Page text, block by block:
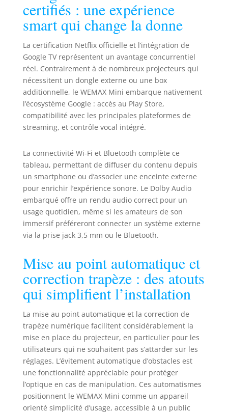
Soutien fiable de WEMAX : service
rapide, retours faciles et
couverture de 24 mois pour une
tranquillité d’esprit.
certifiés : une expérience
smart qui change la donne
La certification Netflix officielle et l’intégration de
Google TV représentent un avantage concurrentiel
réel. Contrairement à de nombreux projecteurs qui
nécessitent un dongle externe ou une box
additionnelle, le WEMAX Mini embarque nativement
l’écosystème Google : accès au Play Store,
compatibilité avec les principales plateformes de
streaming, et contrôle vocal intégré.
La connectivité Wi-Fi et Bluetooth complète ce
tableau, permettant de diffuser du contenu depuis
un smartphone ou d’associer une enceinte externe
pour enrichir l’expérience sonore. Le Dolby Audio
embarqué offre un rendu audio correct pour un
usage quotidien, même si les amateurs de son
immersif préféreront connecter un système externe
via la prise jack 3,5 mm ou le Bluetooth.
Mise au point automatique et
correction trapèze : des atouts
qui simplifient l’installation
La mise au point automatique et la correction de
trapèze numérique facilitent considérablement la
mise en place du projecteur, en particulier pour les
utilisateurs qui ne souhaitent pas s’attarder sur les
réglages. L’évitement automatique d’obstacles est
une fonctionnalité appréciable pour protéger
l’optique en cas de manipulation. Ces automatismes
positionnent le WEMAX Mini comme un appareil
orienté simplicité d’usage, accessible à un public